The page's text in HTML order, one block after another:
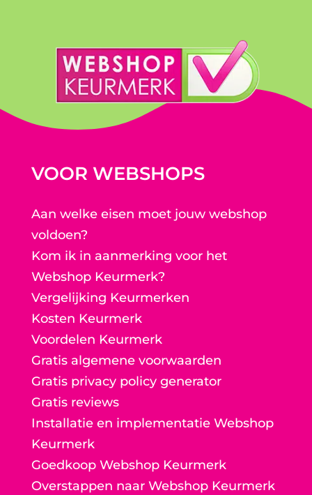
VOOR WEBSHOPS
Aan welke eisen moet jouw webshop
voldoen?
Kom ik in aanmerking voor het
Webshop Keurmerk?
Vergelijking Keurmerken
Kosten Keurmerk
Voordelen Keurmerk
Gratis algemene voorwaarden
Gratis privacy policy generator
Gratis reviews
Installatie en implementatie Webshop
Keurmerk
Goedkoop Webshop Keurmerk
Overstappen naar Webshop Keurmerk